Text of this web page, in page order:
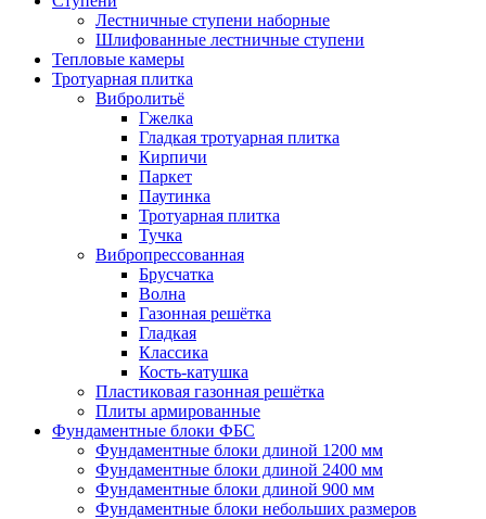
Лестничные ступени наборные
Шлифованные лестничные ступени
Тепловые камеры
Тротуарная плитка
Вибролитьё
Гжелка
Гладкая тротуарная плитка
Кирпичи
Паркет
Паутинка
Тротуарная плитка
Тучка
Вибропрессованная
Брусчатка
Волна
Газонная решётка
Гладкая
Классика
Кость-катушка
Пластиковая газонная решётка
Плиты армированные
Фундаментные блоки ФБС
Фундаментные блоки длиной 1200 мм
Фундаментные блоки длиной 2400 мм
Фундаментные блоки длиной 900 мм
Фундаментные блоки небольших размеров